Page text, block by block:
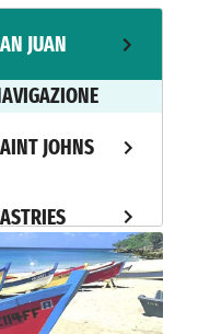
JUAN
JOHNS
GEORGE